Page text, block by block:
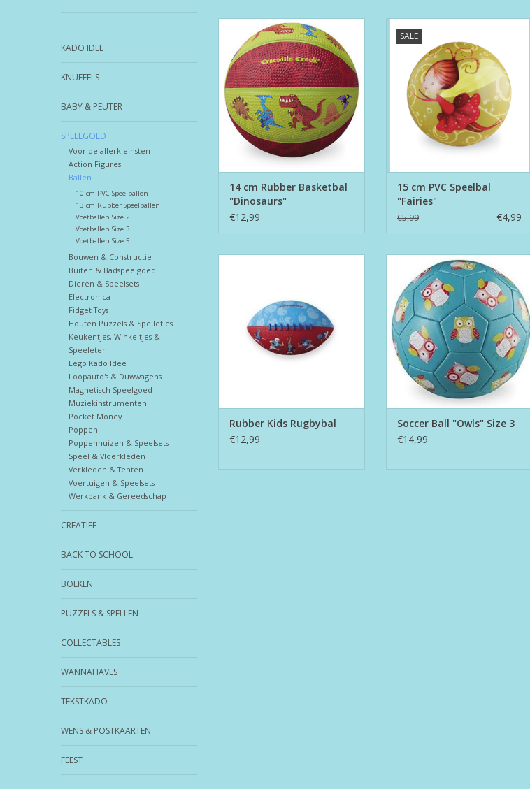
KADO IDEE
KNUFFELS
BABY & PEUTER
SPEELGOED
Voor de allerkleinsten
Action Figures
Ballen
10 cm PVC Speelballen
13 cm Rubber Speelballen
Voetballen Size 2
Voetballen Size 3
Voetballen Size 5
Bouwen & Constructie
Buiten & Badspeelgoed
Dieren & Speelsets
Electronica
Fidget Toys
Houten Puzzels & Spelletjes
Keukentjes, Winkeltjes &
Speeleten
Lego Kado Idee
Loopauto's & Duwwagens
Magnetisch Speelgoed
Muziekinstrumenten
Pocket Money
Poppen
Poppenhuizen & Speelsets
Speel & Vloerkleden
Verkleden & Tenten
Voertuigen & Speelsets
Werkbank & Gereedschap
CREATIEF
BACK TO SCHOOL
BOEKEN
PUZZELS & SPELLEN
COLLECTABLES
WANNAHAVES
TEKSTKADO
WENS & POSTKAARTEN
FEEST
14 cm Rubber Basketbal
"Dinosaurs"
TOEVOEGEN AAN WINKELWAGEN
14 cm Rubber Basketbal
"Dinosaurs"
€12,99
SALE
TOEVOEGEN AAN WINKELWAGEN
15 cm PVC Speelbal
"Fairies"
€5,99 €4,99
Rubber Kids Rugbybal
€12,99
Soccer Ball "Owls" Size 3
TOEVOEGEN AAN WINKELWAGEN
Soccer Ball "Owls" Size 3
€14,99